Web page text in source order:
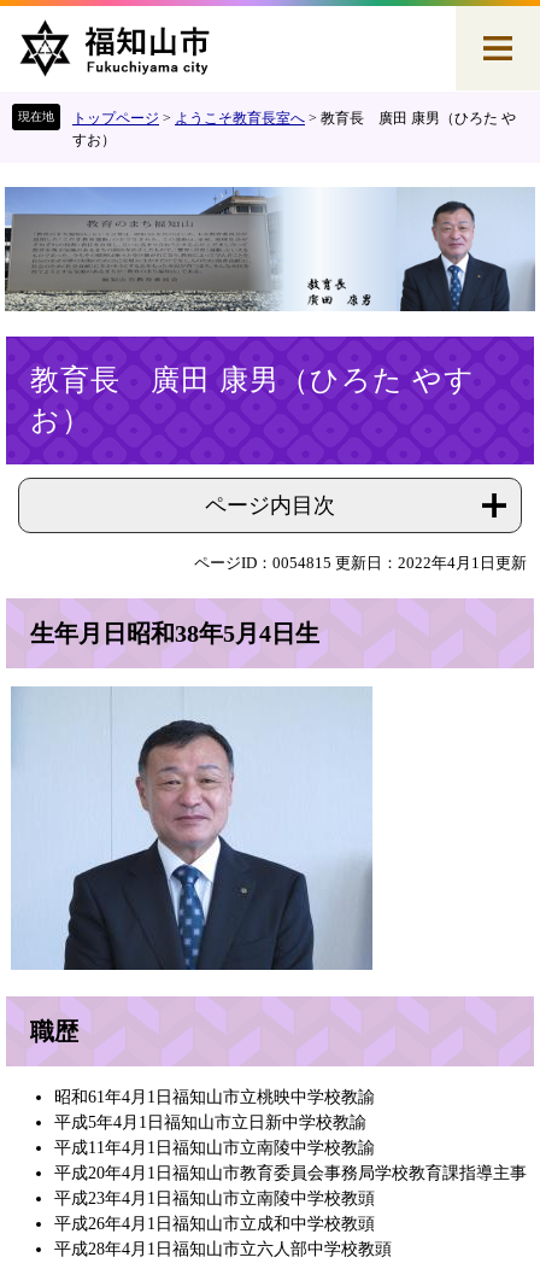
す
。
し
て
本
文
へ
トップページ > ようこそ教育長室へ > 教育長 廣田 康男（ひろた や
すお）
教育長 廣田 康男（ひろた やす
お）
ページ内目次
ページID：0054815 更新日：2022年4月1日更新
生年月日昭和38年5月4日生
職歴
昭和61年4月1日福知山市立桃映中学校教諭
平成5年4月1日福知山市立日新中学校教諭
平成11年4月1日福知山市立南陵中学校教諭
平成20年4月1日福知山市教育委員会事務局学校教育課指導主事
平成23年4月1日福知山市立南陵中学校教頭
平成26年4月1日福知山市立成和中学校教頭
平成28年4月1日福知山市立六人部中学校教頭